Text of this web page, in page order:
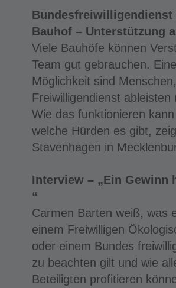
Bundesfreiwilligendienst
Bauhof – Unterstützung
Viele Bauhöfe können
Team gut gebrauchen. Eine
Möglichkeit sind
Freiwilligendienst ableisten
Wie das funktionieren kann
welche Hürden es gibt,
Stavenhagen in
Interview – „Ein Gewinn
“
Carmen Barten weiß, was
einem Freiwilligen
oder einem Bundes
zu beachten gilt und wie
Beteiligten profitieren